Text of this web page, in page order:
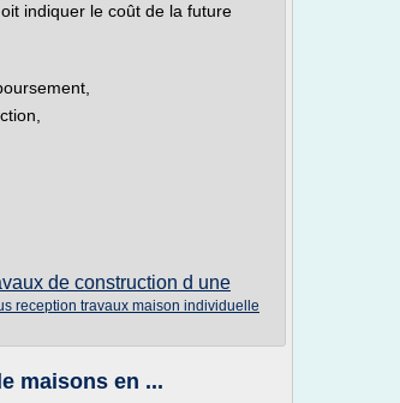
indiquer le coût de la future
de construction d une
reception travaux maison individuelle
maisons en ...